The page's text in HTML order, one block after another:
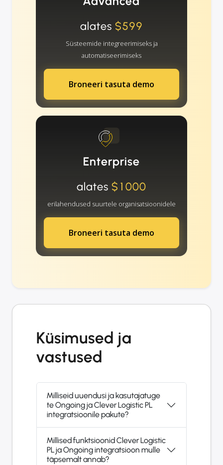
alates $599
Süsteemide integreerimiseks ja
automatiseerimiseks
Broneeri tasuta demo
Enterprise
alates $1000
erilahendused suurtele organisatsioonidele
Broneeri tasuta demo
Küsimused ja
vastused
Milliseid uuendusi ja kasutajatuge
te Ongoing ja Clever Logistic PL
integratsioonile pakute?
Millised funktsioonid Clever Logistic
PL ja Ongoing integratsioon mulle
täpsemalt annab?